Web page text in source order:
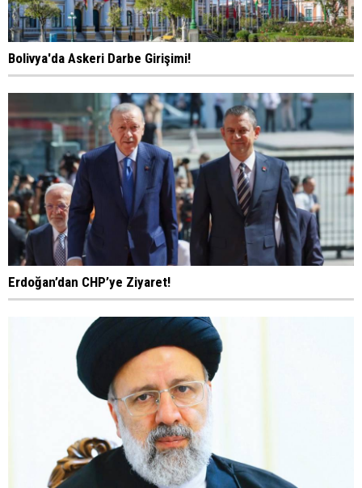
Bolivya'da Askeri Darbe Girişimi!
Erdoğan’dan CHP’ye Ziyaret!